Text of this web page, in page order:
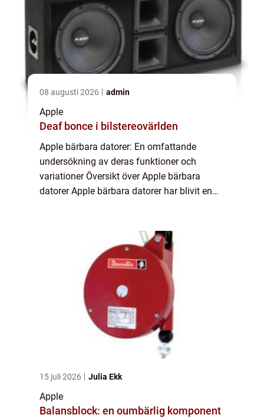
08 augusti 2026 admin
Apple
Deaf bonce i bilstereovärlden
Apple bärbara datorer: En omfattande
undersökning av deras funktioner och
variationer Översikt över Apple bärbara
datorer Apple bärbara datorer har blivit en
15 juli 2026 Julia Ekk
Apple
Balansblock: en oumbärlig komponent